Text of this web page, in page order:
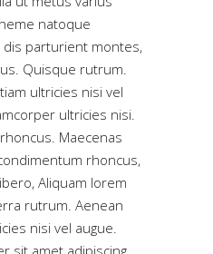
natoque
parturient montes,
Quisque rutrum.
ultricies nisi vel
ultricies nisi.
Maecenas
rhoncus,
Aliquam lorem
rutrum. Aenean
nisi vel augue.
sit amet adipiscing